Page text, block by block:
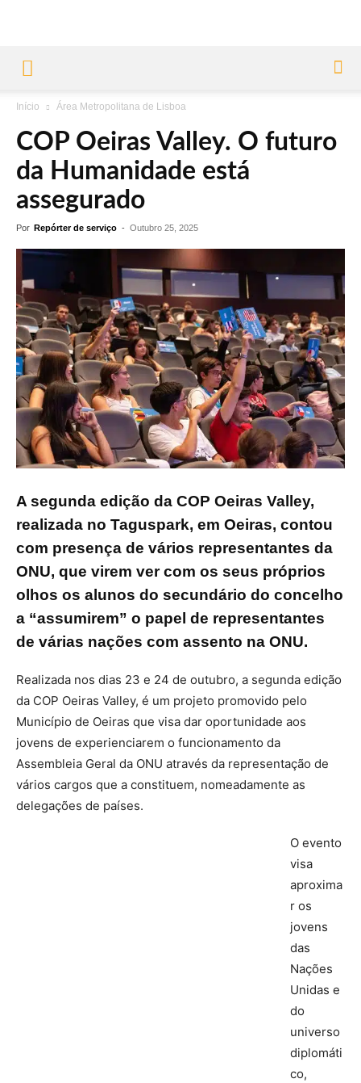
Início Área Metropolitana de Lisboa
COP Oeiras Valley. O futuro
da Humanidade está
assegurado
Por Repórter de serviço - Outubro 25, 2025
A segunda edição da COP Oeiras Valley,
realizada no Taguspark, em Oeiras, contou
com presença de vários representantes da
ONU, que virem ver com os seus próprios
olhos os alunos do secundário do concelho
a “assumirem” o papel de representantes
de várias nações com assento na ONU.
Realizada nos dias 23 e 24 de outubro, a segunda edição
da COP Oeiras Valley, é um projeto promovido pelo
Município de Oeiras que visa dar oportunidade aos
jovens de experienciarem o funcionamento da
Assembleia Geral da ONU através da representação de
vários cargos que a constituem, nomeadamente as
delegações de países.
O evento
visa
aproxima
r os
jovens
das
Nações
Unidas e
do
universo
diplomáti
co,